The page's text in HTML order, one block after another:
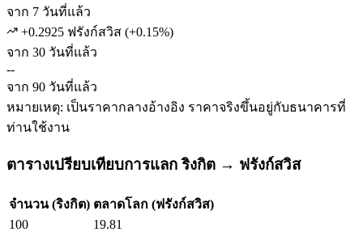
จาก 7 วันที่แล้ว
+0.2925 ฟรังก์สวิส (+0.15%)
จาก 30 วันที่แล้ว
--
จาก 90 วันที่แล้ว
หมายเหตุ: เป็นราคากลางอ้างอิง ราคาจริงขึ้นอยู่กับธนาคารที่
ท่านใช้งาน
ตารางเปรียบเทียบการแลก ริงกิต → ฟรังก์สวิส
จำนวน (ริงกิต) ตลาดโลก (ฟรังก์สวิส)
100
19.81